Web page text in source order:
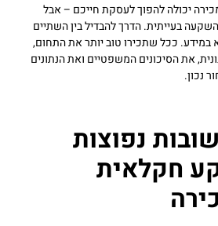
יכולה להפוך לעסקת חייכם – אבל
בעייתית. הדרך להבדיל בין השתיים
במידע. ככל שתכירו טוב יותר את התחום,
את הסיכונים המשפטיים ואת הנתונים
נכון.
נפוצות
חקלאית